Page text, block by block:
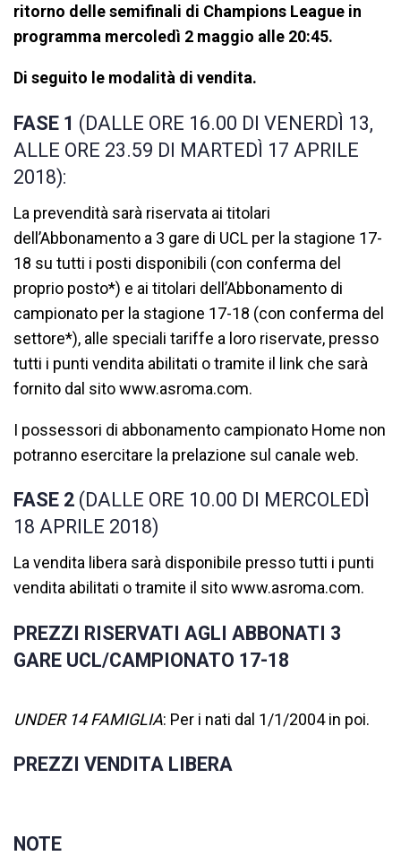
ritorno delle semifinali di Champions League in
programma mercoledì 2 maggio alle 20:45.
Di seguito le modalità di vendita.
FASE 1 (DALLE ORE 16.00 DI VENERDÌ 13,
ALLE ORE 23.59 DI MARTEDÌ 17 APRILE
2018):
La prevendità sarà riservata ai titolari
dell’Abbonamento a 3 gare di UCL per la stagione 17-
18 su tutti i posti disponibili (con conferma del
proprio posto*) e ai titolari dell’Abbonamento di
campionato per la stagione 17-18 (con conferma del
settore*), alle speciali tariffe a loro riservate, presso
tutti i punti vendita abilitati o tramite il link che sarà
fornito dal sito www.asroma.com.
I possessori di abbonamento campionato Home non
potranno esercitare la prelazione sul canale web.
FASE 2 (DALLE ORE 10.00 DI MERCOLEDÌ
18 APRILE 2018)
La vendita libera sarà disponibile presso tutti i punti
vendita abilitati o tramite il sito www.asroma.com.
PREZZI RISERVATI AGLI ABBONATI 3
GARE UCL/CAMPIONATO 17-18
UNDER 14 FAMIGLIA: Per i nati dal 1/1/2004 in poi.
PREZZI VENDITA LIBERA
NOTE